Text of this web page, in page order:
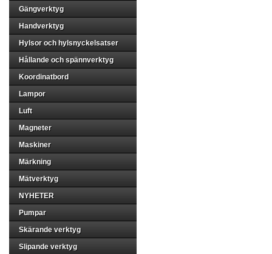
Gängverktyg
Handverktyg
Hylsor och hylsnyckelsatser
Hållande och spännverktyg
Koordinatbord
Lampor
Luft
Magneter
Maskiner
Märkning
Mätverktyg
NYHETER
Pumpar
Skärande verktyg
Slipande verktyg